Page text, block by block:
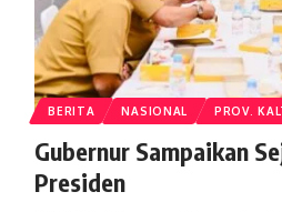
BERITA NASIONAL PROV.
Gubernur Sampaikan
Presiden